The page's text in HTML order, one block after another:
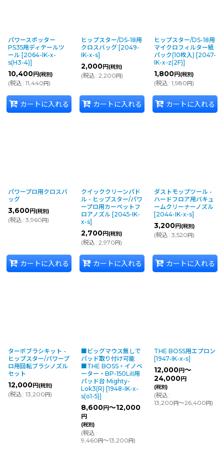
パワースポッター
PS35用ディテールツ
ール [2064-IK-x-
s(H3-4)]
10,400円(税別)
(税込: 11,440円)
カートに入れる
ヒップスター/DS-18用
クロスバッグ [2049-
IK-x-s]
2,000円(税別)
(税込: 2,200円)
カートに入れる
ヒップスター/DS-18用
マイクロフィルター紙
パック(10枚入) [2047-
IK-x-z(2F)]
1,800円(税別)
(税込: 1,980円)
カートに入れる
パワープロ用クロスバ
ッグ
3,600円(税別)
(税込: 3,960円)
カートに入れる
クイッククリーンパド
ル - ヒップスター/パワ
ープロ用カーペットフ
ロアノズル [2045-IK-
x-s]
2,700円(税別)
(税込: 2,970円)
カートに入れる
ダストモップツール -
ハードフロア用バキュ
ームクリーナーノズル
[2044-IK-x-s]
3,200円(税別)
(税込: 3,520円)
カートに入れる
ターボブラシキット -
ヒップスター/パワープ
ロ用回転ブラシノズル
セット
12,000円(税別)
(税込: 13,200円)
■ビッグマウス無しで
パッド取り付け可能
■THE BOSS・イノベ
ーター・BP-150LiII用
パッド台 Mighty-
Lok3(R) [1948-IK-x-
s(o1-5)]
8,600円～12,000
円
(税別)
(税込:
9,460円～13,200円)
THE BOSS用エプロン
[1947-IK-x-s]
12,000円～
24,000円
(税別)
(税込:
13,200円～26,400円)